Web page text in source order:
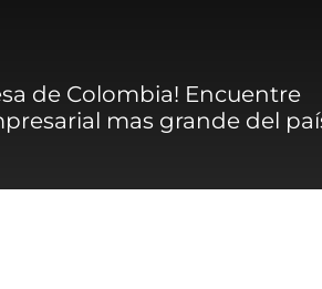
de Colombia! Encuentre
mas grande del